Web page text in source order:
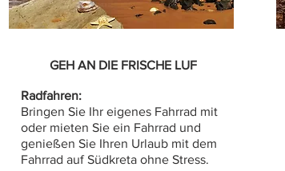
GEH AN DIE FRISCHE LUF
Radfahren:
Bringen Sie Ihr eigenes Fahrrad mit
oder mieten Sie ein Fahrrad und
genießen Sie Ihren Urlaub mit dem
Fahrrad auf Südkreta ohne Stress.